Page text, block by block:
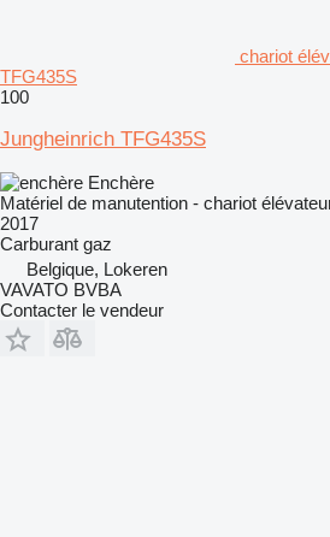
chariot
TFG435S
100
Jungheinrich TFG435S
Enchère
Matériel de manutention - chariot
2017
Carburant gaz
Belgique, Lokeren
VAVATO BVBA
Contacter le vendeur